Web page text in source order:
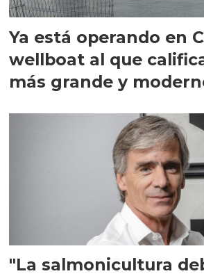
Ya está operando en
wellboat al que
más grande y
"La salmonicultura